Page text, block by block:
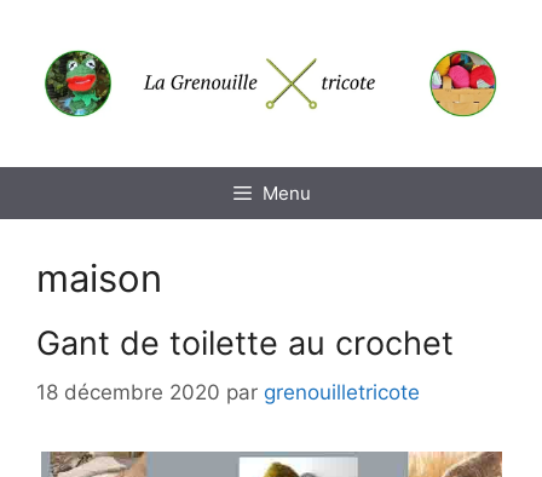
contenu
Menu
maison
Gant de toilette au crochet
18 décembre 2020 par grenouilletricote